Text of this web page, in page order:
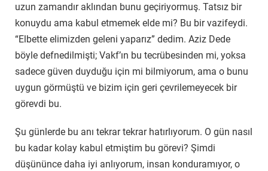
uzun zamandır aklından bunu geçiriyormuş. Tatsız bir
konuydu ama kabul etmemek elde mi? Bu bir vazifeydi.
“Elbette elimizden geleni yaparız” dedim. Aziz Dede
böyle defnedilmişti; Vakf’ın bu tecrübesinden mi, yoksa
sadece güven duyduğu için mi bilmiyorum, ama o bunu
uygun görmüştü ve bizim için geri çevrilemeyecek bir
görevdi bu.
Şu günlerde bu anı tekrar tekrar hatırlıyorum. O gün nasıl
bu kadar kolay kabul etmiştim bu görevi? Şimdi
düşününce daha iyi anlıyorum, insan konduramıyor, o